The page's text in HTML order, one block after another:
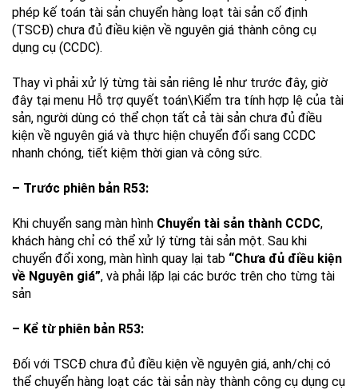
phép kế toán tài sản chuyển hàng loạt tài sản cố định
(TSCĐ) chưa đủ điều kiện về nguyên giá thành công cụ
dụng cụ (CCDC).
Thay vì phải xử lý từng tài sản riêng lẻ như trước đây, giờ
đây tại menu Hỗ trợ quyết toán\Kiểm tra tính hợp lệ của tài
sản, người dùng có thể chọn tất cả tài sản chưa đủ điều
kiện về nguyên giá và thực hiện chuyển đổi sang CCDC
nhanh chóng, tiết kiệm thời gian và công sức.
– Trước phiên bản R53:
Khi chuyển sang màn hình Chuyển tài sản thành CCDC,
khách hàng chỉ có thể xử lý từng tài sản một. Sau khi
chuyển đổi xong, màn hình quay lại tab “Chưa đủ điều kiện
về Nguyên giá”, và phải lặp lại các bước trên cho từng tài
sản
– Kể từ phiên bản R53:
Đối với TSCĐ chưa đủ điều kiện về nguyên giá, anh/chị có
thể chuyển hàng loạt các tài sản này thành công cụ dụng cụ